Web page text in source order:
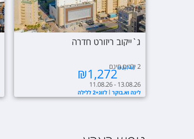
ג`ייקוב ריזורט חדרה
₪1,272₪2,740
לינה וא.בוקר לזוג+2 ללילה
2 ילדים חינם
11.08.26 - 13.08.26